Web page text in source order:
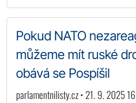
Pokud NATO
můžeme mít ruské
obává se Pospíšil
parlamentnilisty.cz • 21. 9. 2025